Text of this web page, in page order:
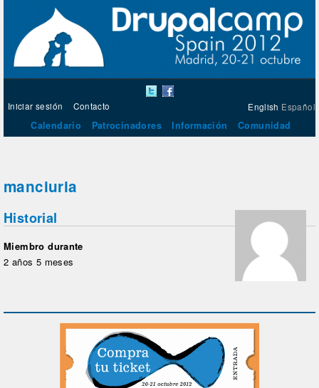
English Español
Iniciar sesión Contacto
Calendario Patrocinadores Información Comunidad
manciuria
Historial
Miembro durante
2 años 5 meses